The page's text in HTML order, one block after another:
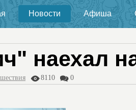
Новости Афиша
наехал
8110 0